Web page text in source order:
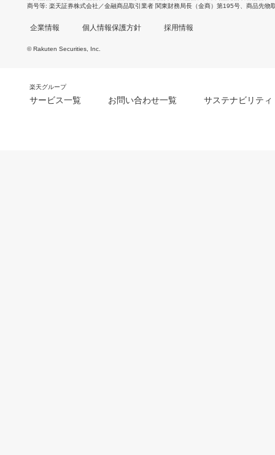
商号等 楽天証券株式会社／金融商品取引業者 関東財務局長（金商）第195号、商品先物
企業情報 個人情報保護方針 採用情報
© Rakuten Securities, Inc.
楽天グループ
サービス一覧 お問い合わせ一覧 サステナビリティ